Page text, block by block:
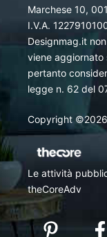
Marchese 10,
I.V.A.
Designmag.it
viene aggiornato
pertanto
legge n. 62 del
Copyright
Le attività
theCoreAdv